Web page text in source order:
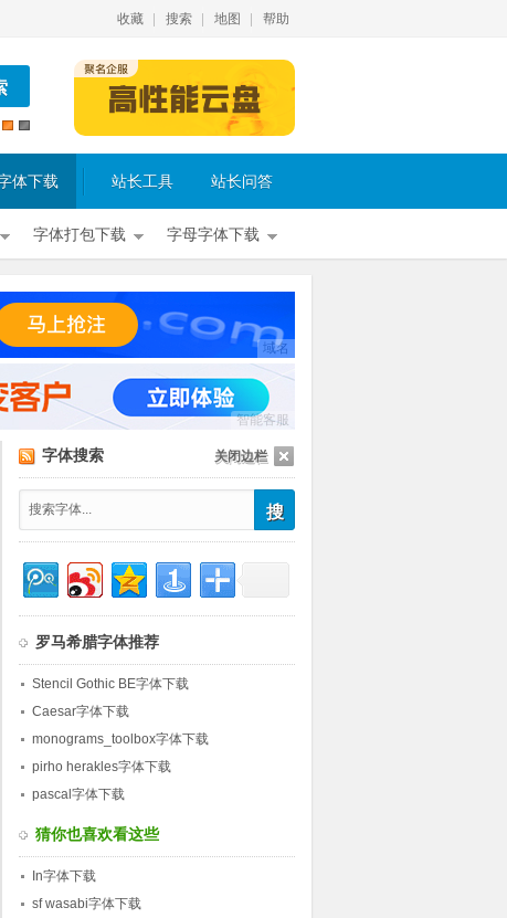
收藏 搜索 地图 帮助
体下载 站长工具 站长问答
字体打包下载 字母字体下载
域名
智能客服
关闭边栏
字体搜索
罗马希腊字体推荐
Stencil Gothic BE字体下载
Caesar字体下载
monograms_toolbox字体下载
pirho herakles字体下载
pascal字体下载
猜你也喜欢看这些
In字体下载
sf wasabi字体下载